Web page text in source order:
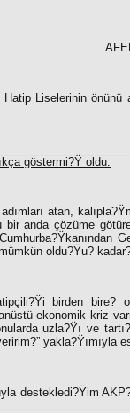
Liselerinin önünü
göstermi?Ÿ oldu.
atan,
bir anda çözüme
oldu?Ÿu?
birden bire?
ekonomik kriz
uzla?Ÿı ve
yakla?Ÿımıyla
destekledi?Ÿim